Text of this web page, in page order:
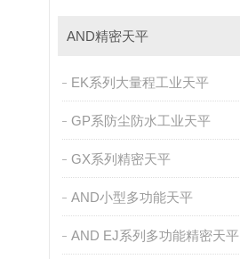
AND精密天平
EK系列大量程工业天平
GP系防尘防水工业天平
GX系列精密天平
AND小型多功能天平
AND EJ系列多功能精密天平